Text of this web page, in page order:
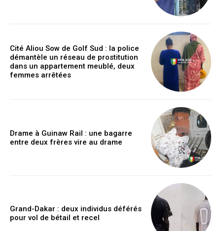
Cité Aliou Sow de Golf Sud : la police
démantèle un réseau de prostitution
dans un appartement meublé, deux
femmes arrêtées
Drame à Guinaw Rail : une bagarre
entre deux frères vire au drame
Grand-Dakar : deux individus déférés
pour vol de bétail et recel